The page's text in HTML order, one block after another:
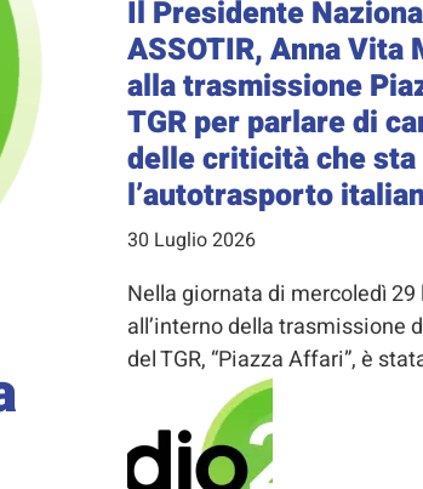
Il Presidente
ASSOTIR, Anna Vita
alla trasmissione
TGR per parlare di
delle criticità che
l’autotrasporto
30 Luglio 2026
Nella giornata di mercoledì
all’interno della trasmissione
del TGR, “Piazza Affari”, è